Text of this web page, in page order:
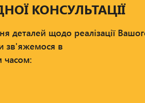
КОНСУЛЬТАЦІЇ
деталей щодо реалізації
зв'яжемося в
часом: